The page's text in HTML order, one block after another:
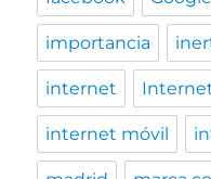
importancia
internet
internet móvil